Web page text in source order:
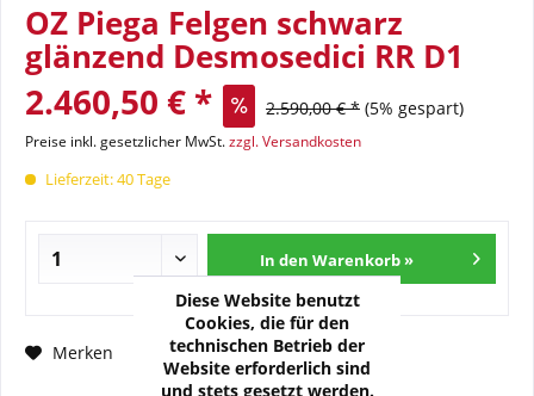
OZ Piega Felgen schwarz
glänzend Desmosedici RR D1
2.460,50 € * 2.590,00 € * (5% gespart)
Preise inkl. gesetzlicher MwSt.zzgl. Versandkosten
Lieferzeit: 40 Tage
In den Warenkorb »
Merken Fragen zum Artikel?
Diese Website benutzt
Cookies, die für den
technischen Betrieb der
Website erforderlich sind
und stets gesetzt werden.